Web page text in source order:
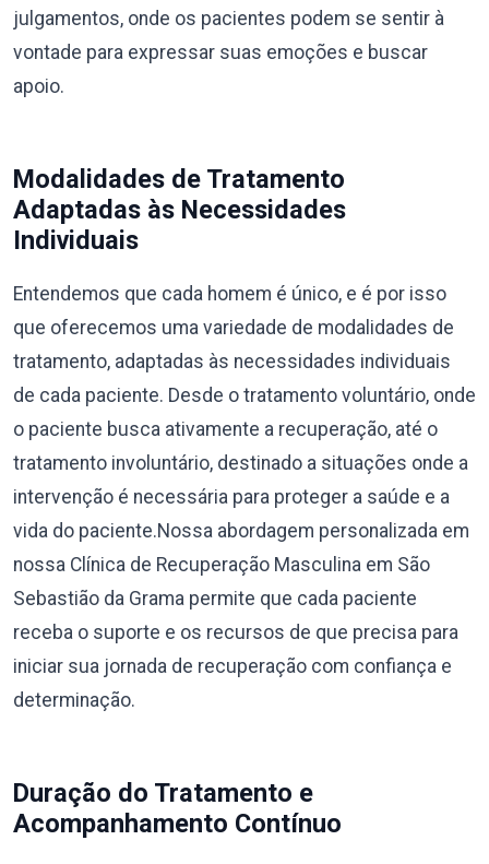
julgamentos, onde os pacientes podem se sentir à
vontade para expressar suas emoções e buscar
apoio.
Modalidades de Tratamento
Adaptadas às Necessidades
Individuais
Entendemos que cada homem é único, e é por isso
que oferecemos uma variedade de modalidades de
tratamento, adaptadas às necessidades individuais
de cada paciente. Desde o tratamento voluntário, onde
o paciente busca ativamente a recuperação, até o
tratamento involuntário, destinado a situações onde a
intervenção é necessária para proteger a saúde e a
vida do paciente.Nossa abordagem personalizada em
nossa Clínica de Recuperação Masculina em São
Sebastião da Grama permite que cada paciente
receba o suporte e os recursos de que precisa para
iniciar sua jornada de recuperação com confiança e
determinação.
Duração do Tratamento e
Acompanhamento Contínuo